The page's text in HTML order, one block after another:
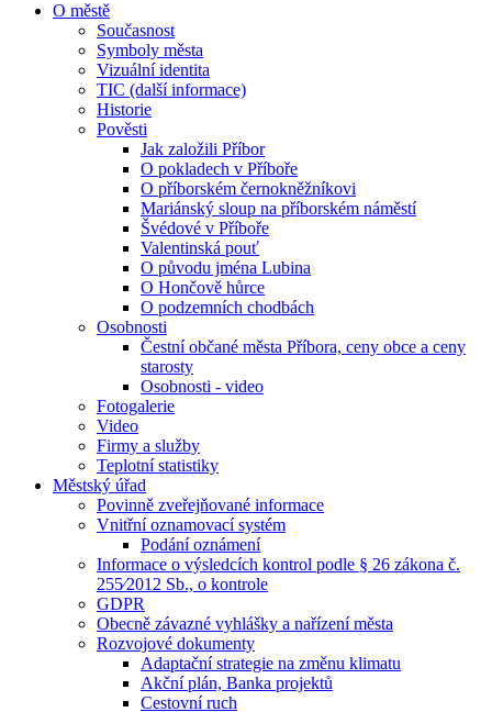
O městě
Současnost
Symboly města
Vizuální identita
TIC (další informace)
Historie
Pověsti
Jak založili Příbor
O pokladech v Příboře
O příborském černokněžníkovi
Mariánský sloup na příborském náměstí
Švédové v Příboře
Valentinská pouť
O původu jména Lubina
O Hončově hůrce
O podzemních chodbách
Osobnosti
Čestní občané města Příbora, ceny obce a ceny
starosty
Osobnosti - video
Fotogalerie
Video
Firmy a služby
Teplotní statistiky
Městský úřad
Povinně zveřejňované informace
Vnitřní oznamovací systém
Podání oznámení
Informace o výsledcích kontrol podle § 26 zákona č.
255⁄2012 Sb., o kontrole
GDPR
Obecně závazné vyhlášky a nařízení města
Rozvojové dokumenty
Adaptační strategie na změnu klimatu
Akční plán, Banka projektů
Cestovní ruch